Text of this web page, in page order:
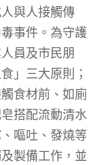
與人接觸傳
事件。為守護
員及市民朋
」三大原則；
食材前、如廁
搭配流動清水
嘔吐、發燒等
製備工作，並